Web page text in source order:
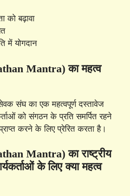
को बढ़ावा
में योगदान
Mantra) का महत्व
संघ का एक महत्वपूर्ण दस्तावेज
को संगठन के प्रति समर्पित रहने
करने के लिए प्रेरित करता है।
Mantra) का राष्ट्रीय
के लिए क्या महत्व